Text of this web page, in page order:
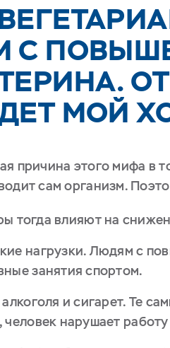
С
МОЙ
причина этого мифа в
сам организм.
тогда влияют на
нагрузки. Людям с
занятия спортом.
и сигарет. Те
человек нарушает